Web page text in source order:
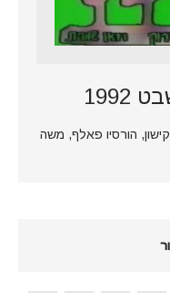
הורסיו פאלף, משה